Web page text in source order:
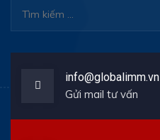
info@globalimm.vn
Gửi mail tư vấn